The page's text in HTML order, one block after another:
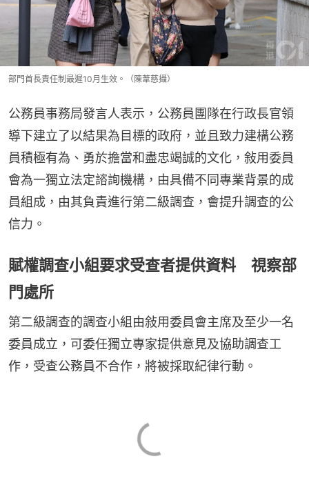
部門首長責任制最遲10月生效。（陳葦慈攝）
公務員事務局發言人表示，公務員團隊在行政長官領
導下建立了以結果為目標的政府，並且致力建構公務
員積極有為、勇於擔當和盡忠竭誠的文化，敍用委員
會為一獨立法定諮詢機構，由具備不同專業背景的成
員組成，由其負責進行第二級調查，會提升調查的公
信力。
賦權調查小組要求受查者提供資料 視察部
門處所
第二級調查的調查小組由敍用委員會主席及至少一名
委員成立，可委任獨立專家提供意見及協助調查工
作，受查公務員不合作，將被採取紀律行動。